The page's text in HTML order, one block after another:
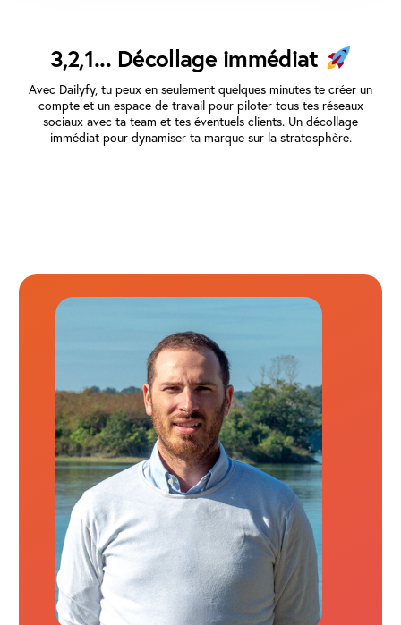
3,2,1... Décollage immédiat
Avec Dailyfy, tu peux en seulement quelques minutes te créer un
compte et un espace de travail pour piloter tous tes réseaux
sociaux avec ta team et tes éventuels clients. Un décollage
immédiat pour dynamiser ta marque sur la stratosphère.